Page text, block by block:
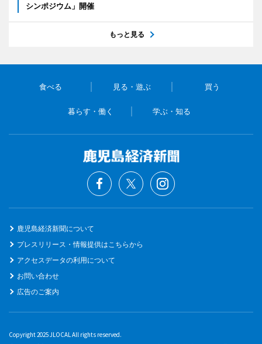
シンポジウム」開催
もっと見る
食べる 見る・遊ぶ 買う
暮らす・働く 学ぶ・知る
鹿児島経済新聞について
プレスリリース・情報提供はこちらから
アクセスデータの利用について
お問い合わせ
広告のご案内
Copyright 2025 JLOCAL All rights reserved.